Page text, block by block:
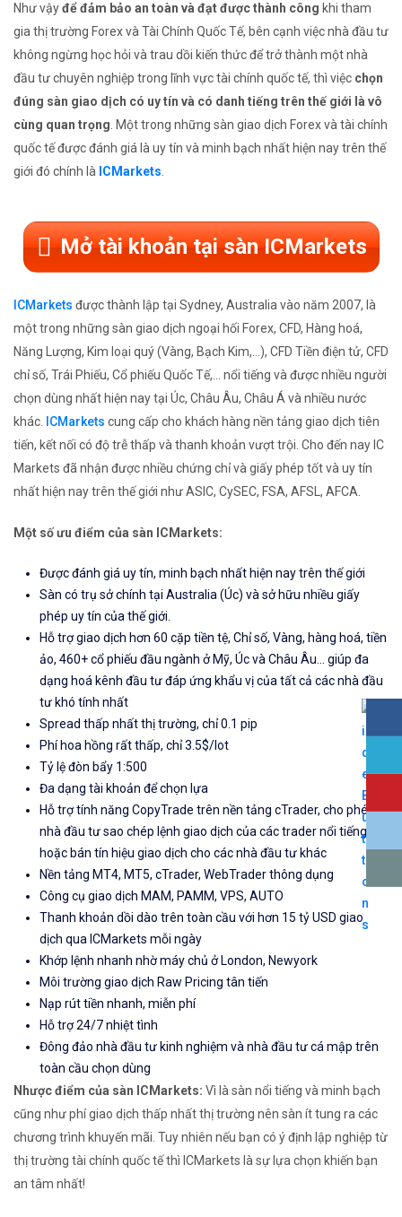
Như vậyđể đảm bảo an toàn và đạt được thành công khi tham
gia thị trường Forex và Tài Chính Quốc Tế, bên cạnh việc nhà đầu tư
không ngừng học hỏi và trau dồi kiến thức để trở thành một nhà
đầu tư chuyên nghiệp trong lĩnh vực tài chính quốc tế, thì việc chọn
đúng sàn giao dịch có uy tín và có danh tiếng trên thế giới là vô
cùng quan trọng. Một trong những sàn giao dịch Forex và tài chính
quốc tế được đánh giá là uy tín và minh bạch nhất hiện nay trên thế
giới đó chính là ICMarkets.
Mở tài khoản tại sàn ICMarkets
ICMarkets được thành lập tại Sydney, Australia vào năm 2007, là
một trong những sàn giao dịch ngoại hối Forex, CFD, Hàng hoá,
Năng Lượng, Kim loại quý (Vàng, Bạch Kim,...), CFD Tiền điện tử, CFD
chỉ số, Trái Phiếu, Cổ phiếu Quốc Tế,... nổi tiếng và được nhiều người
chọn dùng nhất hiện nay tại Úc, Châu Âu, Châu Á và nhiều nước
khác. ICMarkets cung cấp cho khách hàng nền tảng giao dịch tiên
tiến, kết nối có độ trễ thấp và thanh khoản vượt trội. Cho đến nay IC
Markets đã nhận được nhiều chứng chỉ và giấy phép tốt và uy tín
nhất hiện nay trên thế giới như ASIC, CySEC, FSA, AFSL, AFCA.
Một số ưu điểm của sàn ICMarkets:
Được đánh giá uy tín, minh bạch nhất hiện nay trên thế giới
Sàn có trụ sở chính tại Australia (Úc) và sở hữu nhiều giấy
phép uy tín của thế giới.
Hỗ trợ giao dịch hơn 60 cặp tiền tệ, Chỉ số, Vàng, hàng hoá, tiền
ảo, 460+ cổ phiếu đầu ngành ở Mỹ, Úc và Châu Âu... giúp đa
dạng hoá kênh đầu tư đáp ứng khẩu vị của tất cả các nhà đầu
tư khó tính nhất
Spread thấp nhất thị trường, chỉ 0.1 pip
Phí hoa hồng rất thấp, chỉ 3.5$/lot
Tỷ lệ đòn bẩy 1:500
Đa dạng tài khoản để chọn lựa
Hỗ trợ tính năng CopyTrade trên nền tảng cTrader, cho phép
nhà đầu tư sao chép lệnh giao dịch của các trader nổi tiếng
hoặc bán tín hiệu giao dịch cho các nhà đầu tư khác
Nền tảng MT4, MT5, cTrader, WebTrader thông dụng
Công cụ giao dịch MAM, PAMM, VPS, AUTO
Thanh khoản dồi dào trên toàn cầu với hơn 15 tỷ USD giao
dịch qua ICMarkets mỗi ngày
Khớp lệnh nhanh nhờ máy chủ ở London, Newyork
Môi trường giao dịch Raw Pricing tân tiến
Nạp rút tiền nhanh, miễn phí
Hỗ trợ 24/7 nhiệt tình
Đông đảo nhà đầu tư kinh nghiệm và nhà đầu tư cá mập trên
toàn cầu chọn dùng
Nhược điểm của sàn ICMarkets: Vì là sàn nổi tiếng và minh bạch
cũng như phí giao dịch thấp nhất thị trường nên sàn ít tung ra các
chương trình khuyến mãi. Tuy nhiên nếu bạn có ý định lập nghiệp từ
thị trường tài chính quốc tế thì ICMarkets là sự lựa chọn khiến bạn
an tâm nhất!